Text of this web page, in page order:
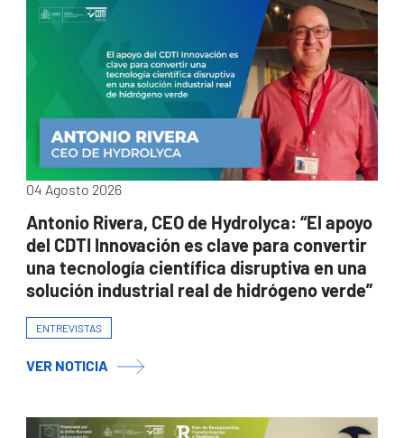
04 Agosto 2026
Antonio Rivera, CEO de Hydrolyca: “El apoyo
del CDTI Innovación es clave para convertir
una tecnología científica disruptiva en una
solución industrial real de hidrógeno verde”
ENTREVISTAS
VER NOTICIA